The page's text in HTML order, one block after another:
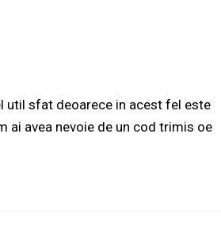
util sfat deoarece in acest fel este
ai avea nevoie de un cod trimis oe